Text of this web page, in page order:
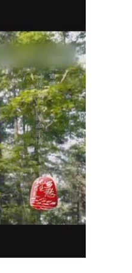
回看
回看
回看